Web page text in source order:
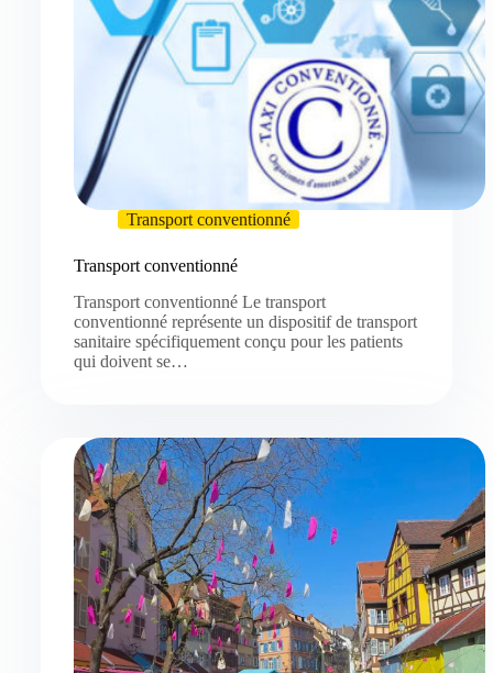
Transport conventionné
Transport conventionné
Transport conventionné Le transport
conventionné représente un dispositif de transport
sanitaire spécifiquement conçu pour les patients
qui doivent se…